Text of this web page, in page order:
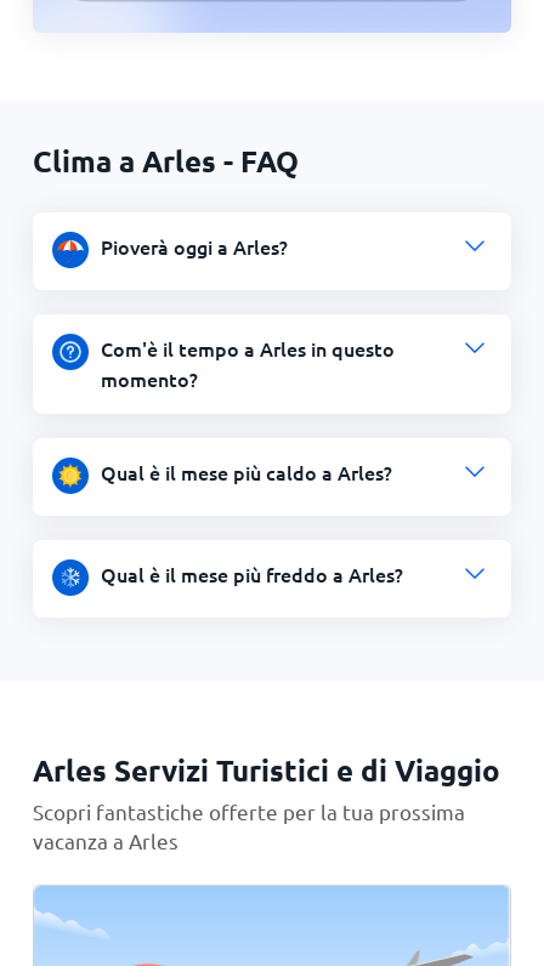
Clima a Arles - FAQ
Pioverà oggi a Arles?
Com'è il tempo a Arles in questo
momento?
Qual è il mese più caldo a Arles?
Qual è il mese più freddo a Arles?
Arles Servizi Turistici e di Viaggio
Scopri fantastiche offerte per la tua prossima
vacanza a Arles